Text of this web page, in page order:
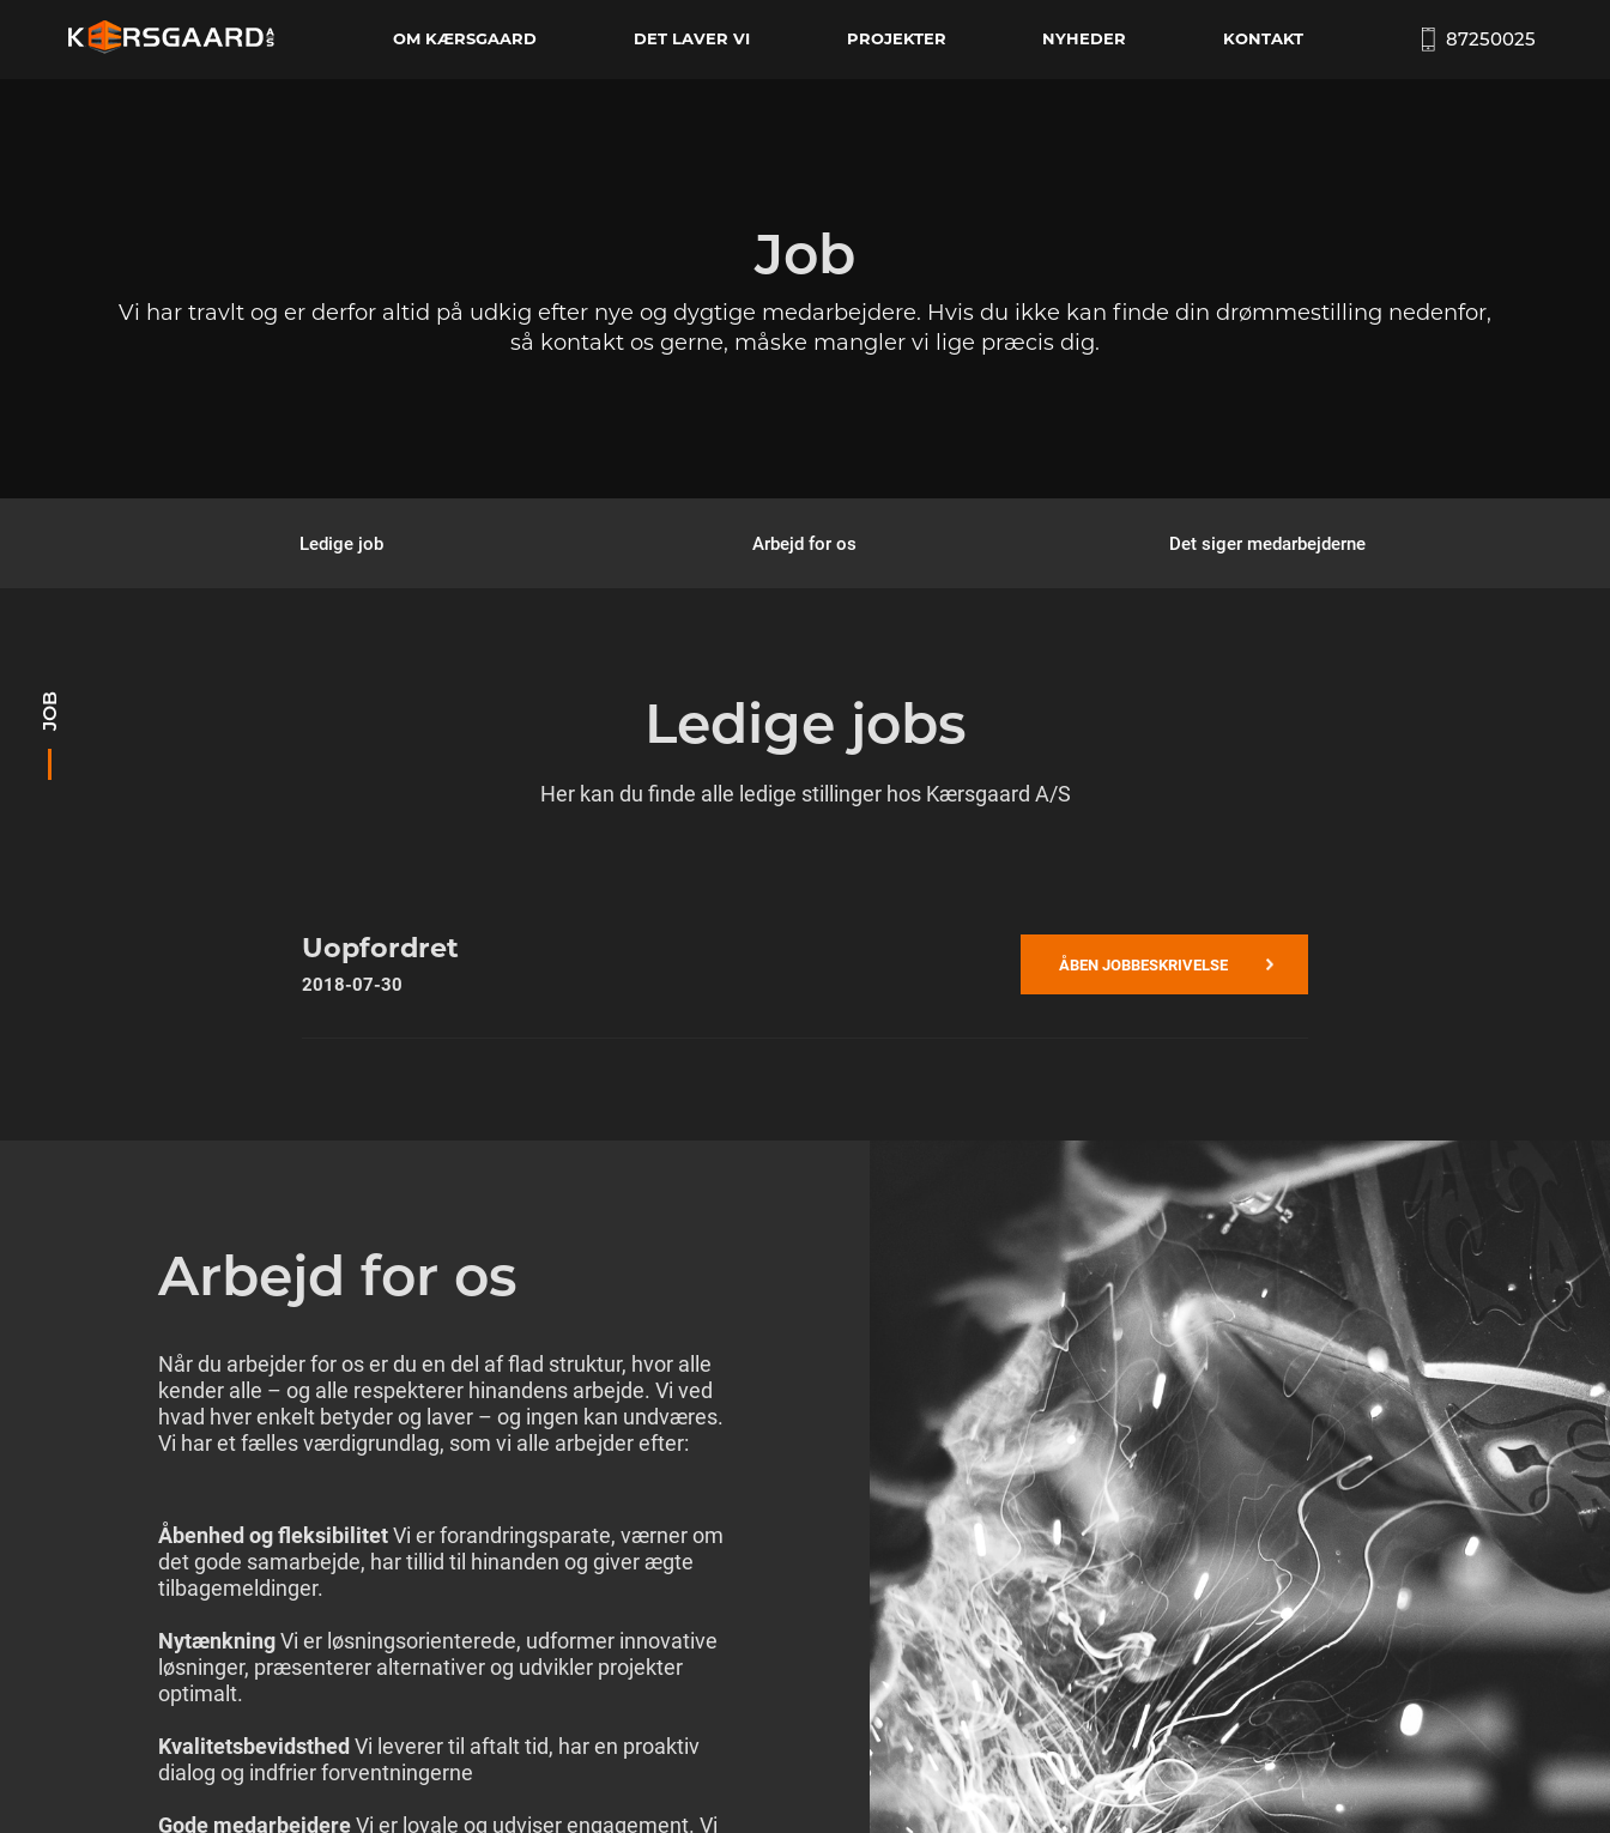
OM KÆRSGAARD DET LAVER VI PROJEKTER NYHEDER KONTAKT 87250025
Job
Vi har travlt og er derfor altid på udkig efter nye og dygtige medarbejdere. Hvis du ikke kan finde din drømmestilling nedenfor,
så kontakt os gerne, måske mangler vi lige præcis dig.
Ledige job Arbejd for os Det siger medarbejderne
JOB Ledige jobs
Her kan du finde alle ledige stillinger hos Kærsgaard A/S
Uopfordret
2018-07-30
ÅBEN JOBBESKRIVELSE
Arbejd for os
Når du arbejder for os er du en del af flad struktur, hvor alle
kender alle – og alle respekterer hinandens arbejde. Vi ved
hvad hver enkelt betyder og laver – og ingen kan undværes.
Vi har et fælles værdigrundlag, som vi alle arbejder efter:
Åbenhed og fleksibilitetVi er forandringsparate, værner om
det gode samarbejde, har tillid til hinanden og giver ægte
tilbagemeldinger.
NytænkningVi er løsningsorienterede, udformer innovative
løsninger, præsenterer alternativer og udvikler projekter
optimalt.
KvalitetsbevidsthedVi leverer til aftalt tid, har en proaktiv
dialog og indfrier forventningerne
Gode medarbejdereVi er loyale og udviser engagement. Vi